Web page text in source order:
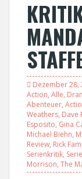
Dezember 28,
Action, Alle,
Abenteuer,
Weathers, Dave
Esposito, Gina
Michael Biehn,
Review, Rick
Serienkritik,
Morrison, The